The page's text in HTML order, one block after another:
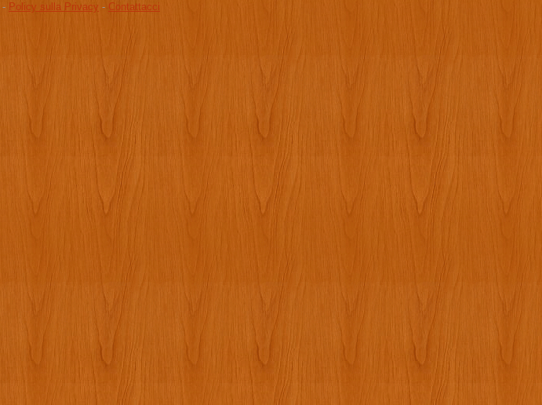
- Policy sulla Privacy - Contattacci